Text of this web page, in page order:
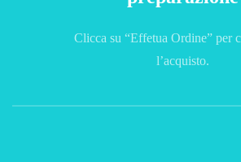
Clicca su “Effetua Ordine” per
l’acquisto.